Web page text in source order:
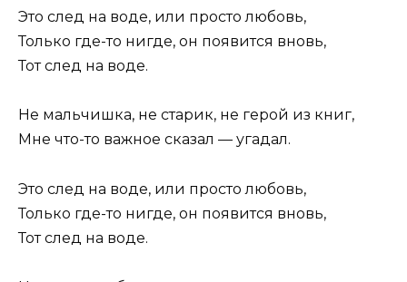
Это след на воде, или просто любовь,
Только где-то нигде, он появится вновь,
Тот след на воде.
Не мальчишка, не старик, не герой из книг,
Мне что-то важное сказал — угадал.
Это след на воде, или просто любовь,
Только где-то нигде, он появится вновь,
Тот след на воде.